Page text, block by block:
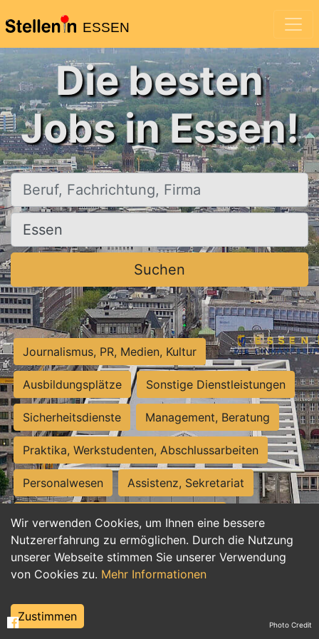
ESSEN
Wir verwenden Cookies, um Ihnen eine bessere
Nutzererfahrung zu ermöglichen. Durch die Nutzung
unserer Webseite stimmen Sie unserer Verwendung
von Cookies zu. Mehr Informationen
Zustimmen
Die besten
Jobs in Essen!
Beruf, Fachrichtung, Firma
Ort, Stadt
Suchen
Journalismus, PR, Medien, Kultur
Ausbildungsplätze Sonstige Dienstleistungen
Sicherheitsdienste Management, Beratung
Praktika, Werkstudenten, Abschlussarbeiten
Personalwesen Assistenz, Sekretariat
Hilfskräfte, Aushilfs- und Nebenjobs
Einkauf, Logistik, Materialwirtschaft
Weiterbildung, Studium, duale Ausbildung
Tourismus
Photo Credit